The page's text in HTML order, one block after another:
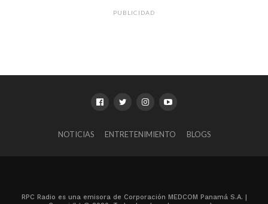
PUBLICIDAD
NOTICIAS ENTRETENIMIENTO BLOGS
RPC Radio es una emisora de Corporación MEDCOM Panamá S.A. |